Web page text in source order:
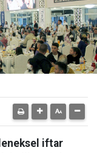
iftar